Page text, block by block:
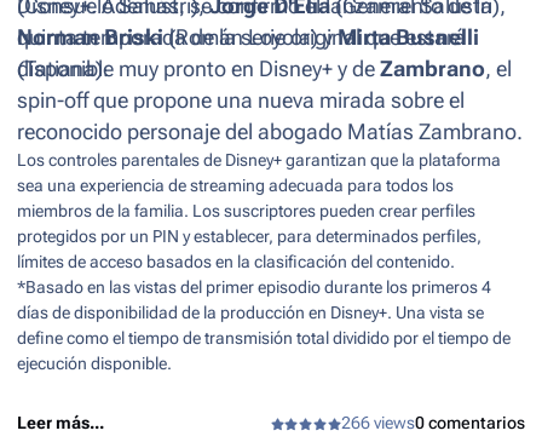
(Consuelo Salustri),Jorge D'Elía(General Salustri),
Norman Briski(Román Loyola) yMirta Busnelli
(Tatiana).
Disney+. Además, se confirmó el lanzamiento de la
quinta temporada de la serie original que estará
disponible muy pronto en Disney+ y de Zambrano, el
spin-offque propone una nueva mirada sobre el
reconocido personaje del abogado Matías Zambrano.
Los controles parentales de Disney+ garantizan que la plataforma
sea una experiencia de streaming adecuada para todos los
miembros de la familia. Los suscriptores pueden crear perfiles
protegidos por un PIN y establecer, para determinados perfiles,
límites de acceso basados en la clasificación del contenido.
*Basado en las vistas del primer episodio durante los primeros 4
días de disponibilidad de la producción en Disney+. Una vista se
define como el tiempo de transmisión total dividido por el tiempo de
ejecución disponible.
Leer más... 266 views0 comentarios